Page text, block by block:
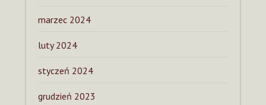
marzec 2024
luty 2024
styczeń 2024
grudzień 2023